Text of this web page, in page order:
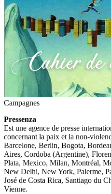
Campagnes
Pressenza
Est une agence de presse
concernant la paix et la non-
Barcelone, Berlin, Bogota,
Aires, Cordoba (Argentine),
Plata, Mexico, Milan, Montréal,
New Delhi, New York, Palerme,
José de Costa Rica, Santiago du
Vienne.